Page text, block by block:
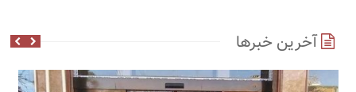
آخرین خبرها